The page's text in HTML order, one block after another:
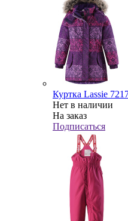
Куртка Lassie
Нет в наличии
На заказ
Подписаться